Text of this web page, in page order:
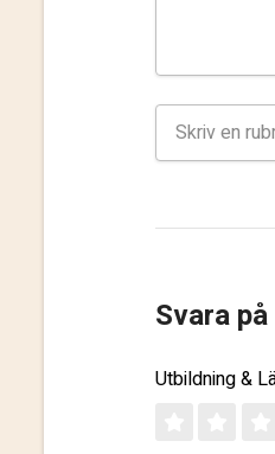
Svara
Utbildning &